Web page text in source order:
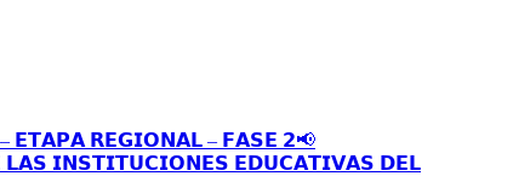
𝗥𝗘𝗚𝗜𝗢𝗡𝗔𝗟 – 𝗙𝗔𝗦𝗘 𝟮📢
𝗜𝗡𝗦𝗧𝗜𝗧𝗨𝗖𝗜𝗢𝗡𝗘𝗦 𝗘𝗗𝗨𝗖𝗔𝗧𝗜𝗩𝗔𝗦 𝗗𝗘𝗟